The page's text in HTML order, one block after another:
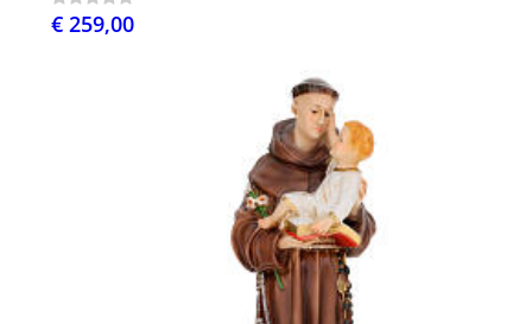
€ 259,00